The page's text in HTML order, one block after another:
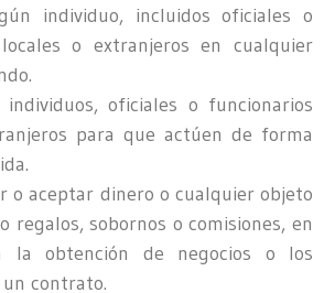
individuo, incluidos oficiales o
o extranjeros en cualquier
oficiales o funcionarios
para que actúen de forma
o aceptar dinero o cualquier objeto
regalos, sobornos o comisiones, en
la obtención de negocios o los
contrato.